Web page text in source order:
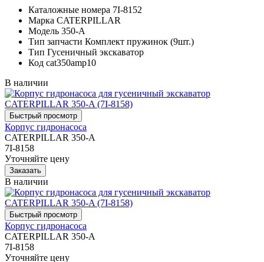
Каталожные номера 7I-8152
Марка CATERPILLAR
Модель 350-A
Тип запчасти Комплект пружинок (9шт.)
Тип Гусеничный экскаватор
Код cat350amp10
В наличии
Корпус гидронасоса
CATERPILLAR 350-A
7I-8158
Уточняйте цену
В наличии
Корпус гидронасоса
CATERPILLAR 350-A
7I-8158
Уточняйте цену